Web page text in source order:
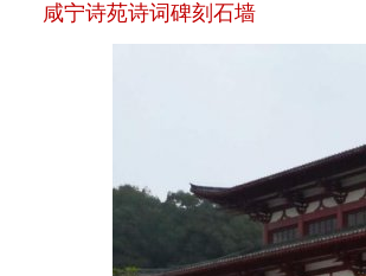
咸宁诗苑诗词碑刻石墙